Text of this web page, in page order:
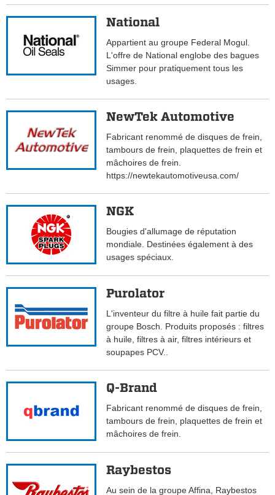
National
Appartient au groupe Federal Mogul.
L'offre de National englobe des bagues
Simmer pour pratiquement tous les
usages.
NewTek Automotive
Fabricant renommé de disques de frein,
tambours de frein, plaquettes de frein et
mâchoires de frein.
https://newtekautomotiveusa.com/
NGK
Bougies d'allumage de réputation
mondiale. Destinées également à des
usages spéciaux.
Purolator
L'inventeur du filtre à huile fait partie du
groupe Bosch. Produits proposés : filtres
à huile, filtres à air, filtres intérieurs et
soupapes PCV..
Q-Brand
Fabricant renommé de disques de frein,
tambours de frein, plaquettes de frein et
mâchoires de frein.
Raybestos
Au sein de la groupe Affina, Raybestos